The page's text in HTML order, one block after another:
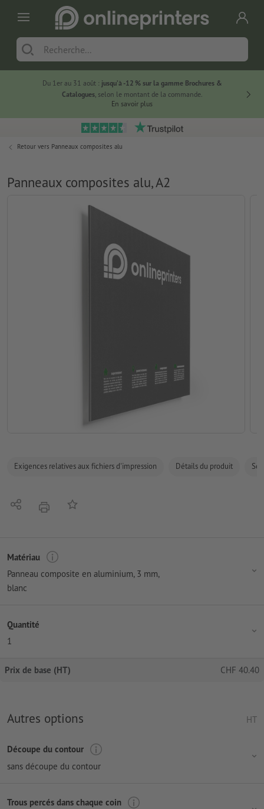
Du 1er au 31 août : jusqu’à -12 % sur la gamme Brochures &
Catalogues, selon le montant de la commande.
En savoir plus
Retour vers Panneaux composites alu
Panneaux composites alu, A2
Exigences relatives aux fichiers d'impression Détails du produit
PartagerimprimerAjouter à liste d'article
Matériau
Panneau composite en aluminium, 3 mm,
blanc
Quantité
1
Prix de base (HT) CHF 40.40
Autres options HT
Découpe du contour
sans découpe du contour
Trous percés dans chaque coin